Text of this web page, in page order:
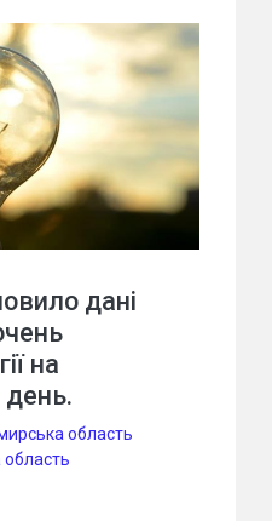
дані
на
день.
область